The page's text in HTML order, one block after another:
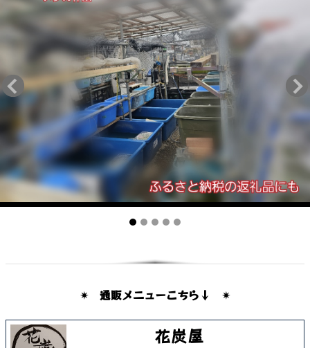
✴ 通販メニューこちら↓ ✴
花炭屋